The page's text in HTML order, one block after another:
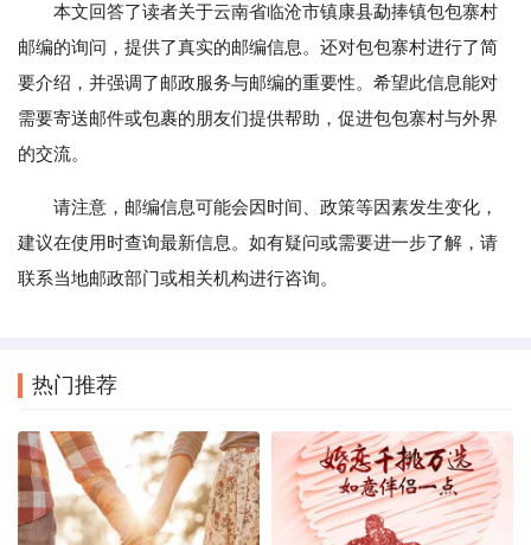
本文回答了读者关于云南省临沧市镇康县勐捧镇包包寨村
邮编的询问，提供了真实的邮编信息。还对包包寨村进行了简
要介绍，并强调了邮政服务与邮编的重要性。希望此信息能对
需要寄送邮件或包裹的朋友们提供帮助，促进包包寨村与外界
的交流。
请注意，邮编信息可能会因时间、政策等因素发生变化，
建议在使用时查询最新信息。如有疑问或需要进一步了解，请
联系当地邮政部门或相关机构进行咨询。
热门推荐